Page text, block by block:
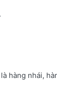
hàng nhái,